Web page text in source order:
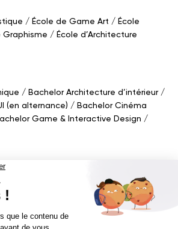
École de Game Art
École
Graphisme
École d’Architecture
Bachelor Architecture d’intérieur
(en alternance)
Bachelor Cinéma
Game & Interactive Design
(en alternance)
Mastère UX/UI Design
Webdesigner (en alternance)
Mastère
Mastère Game